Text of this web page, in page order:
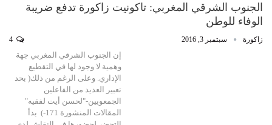
الجنوب الشرقي المغربي: تاكونيت زاكورة تدفع ضريبة
الوفاء للوطن
زاكورة سبتمبر 3, 2016
إن الجنوب الشرقي المغربي جهة
وهمية لا وجود لها في التقطيع
الإداري. وعلى الرغم من ذلك( بحد
تعبير العديد من الفاعلين
الجمعويين-"لحسن أيت لفقيه"
المقالات المنشورة 171-) بدأ